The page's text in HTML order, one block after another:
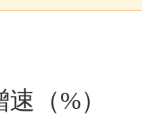
（%）